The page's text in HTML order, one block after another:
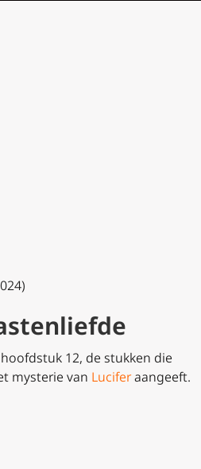
12, de stukken die
mysterie van Luciferaangeeft.